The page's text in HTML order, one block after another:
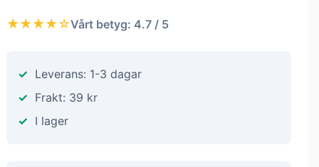
★★★★☆Vårt betyg: 4.7 / 5
Leverans: 1-3 dagar
Frakt: 39 kr
I lager